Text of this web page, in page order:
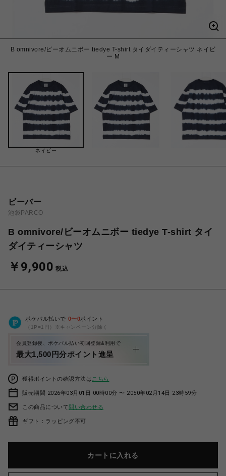
B omnivore/ビーオムニボー tiedye T-shirt タイダイティーシャツ ネイビ
ー M
ネイビー
ビーバー
池袋PARCO
B omnivore/ビーオムニボー tiedye T-shirt タイ
ダイティーシャツ
￥9,900 税込
ポケパル払いで 0〜0ポイント
（1P=1円）※キャンペーン分除く
会員登録後、ポケパル払い初回登録&利用で
最大1,500円分ポイント進呈
獲得ポイントの確認方法は こちら
販売期間 2026年03月01日 00時00分 〜 2050年02月14日 23時59分
この商品について問い合わせる
ギフト：ラッピング不可
カートに入れる